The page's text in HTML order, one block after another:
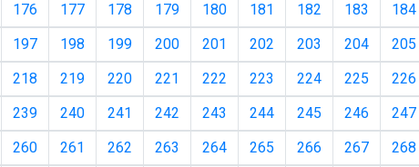
176 177 178 179 180 181 182 183 184
197 198 199 200 201 202 203 204 205
218 219 220 221 222 223 224 225 226
239 240 241 242 243 244 245 246 247
260 261 262 263 264 265 266 267 268